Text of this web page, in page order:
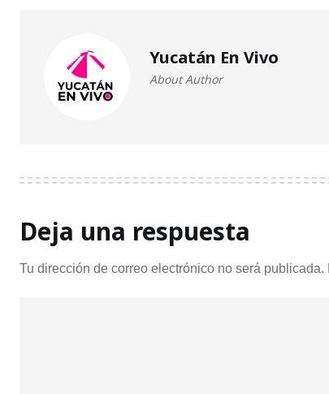
Yucatán En Vivo
About Author
Deja una respuesta
Tu dirección de correo electrónico no será publicada.